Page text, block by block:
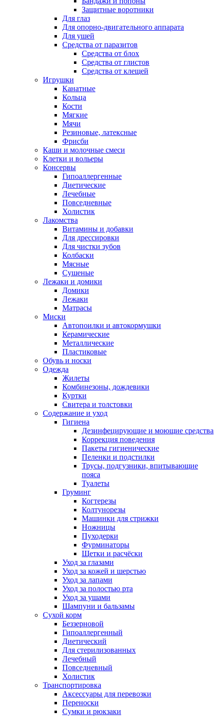
Защитные воротники
Для глаз
Для опорно-двигательного аппарата
Для ушей
Средства от паразитов
Средства от блох
Средства от глистов
Средства от клещей
Игрушки
Канатные
Кольца
Кости
Мягкие
Мячи
Резиновые, латексные
Фрисби
Каши и молочные смеси
Клетки и вольеры
Консервы
Гипоаллергенные
Диетические
Лечебные
Повседневные
Холистик
Лакомства
Витамины и добавки
Для дрессировки
Для чистки зубов
Колбаски
Мясные
Сушеные
Лежаки и домики
Домики
Лежаки
Матрасы
Миски
Автопоилки и автокормушки
Керамические
Металлические
Пластиковые
Обувь и носки
Одежда
Жилеты
Комбинезоны, дождевики
Куртки
Свитера и толстовки
Содержание и уход
Гигиена
Дезинфецирующие и моющие средства
Коррекция поведения
Пакеты гигиенические
Пеленки и подстилки
Трусы, подгузники, впитывающие
пояса
Туалеты
Груминг
Когтерезы
Колтунорезы
Машинки для стрижки
Ножницы
Пуходерки
Фурминаторы
Щетки и расчёски
Уход за глазами
Уход за кожей и шерстью
Уход за лапами
Уход за полостью рта
Уход за ушами
Шампуни и бальзамы
Сухой корм
Беззерновой
Гипоаллергенный
Диетический
Для стерилизованных
Лечебный
Повседневный
Холистик
Транспортировка
Аксессуары для перевозки
Переноски
Сумки и рюкзаки